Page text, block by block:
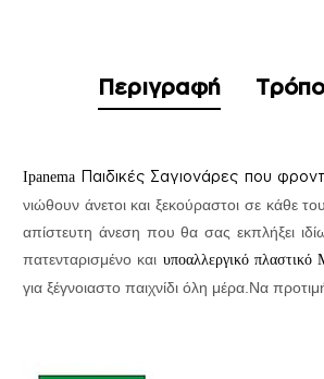
Περιγραφή
Ipanema Παιδικές Σαγιονάρες που
νιώθουν άνετοι και ξεκούραστοι σε κάθε
απίστευτη άνεση που θα σας εκπλήξει
πατενταρισμένο και υποαλλεργικό πλαστικό
για ξέγνοιαστο παιχνίδι όλη μέρα. Να